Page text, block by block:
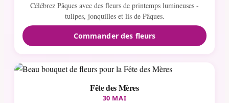
Célébrez Pâques avec des fleurs de printemps lumineuses -
tulipes, jonquilles et lis de Pâques.
Commander des fleurs
Fête des Mères
30 MAI